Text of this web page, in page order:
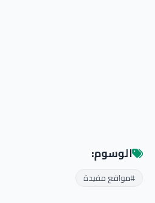
الوسوم:
#مواقع مفيدة